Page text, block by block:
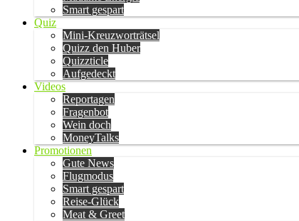
Smart gespart
Quiz
Mini-Kreuzworträtsel
Quizz den Huber
Quizzticle
Aufgedeckt
Videos
Reportagen
Fragenbot
Wein doch
MoneyTalks
Promotionen
Gute News
Flugmodus
Smart gespart
Reise-Glück
Meat & Greet